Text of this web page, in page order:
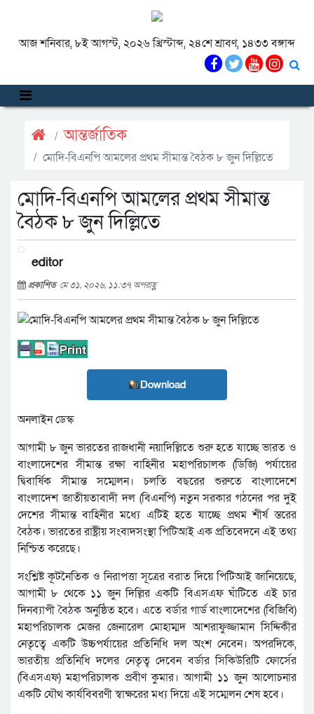
আজ শনিবার, ৮ই আগস্ট, ২০২৬ খ্রিস্টাব্দ, ২৪শে শ্রাবণ, ১৪৩৩ বঙ্গাব্দ
আন্তর্জাতিক
মোদি-বিএনপি আমলের প্রথম সীমান্ত বৈঠক ৮ জুন দিল্লিতে
মোদি-বিএনপি আমলের প্রথম সীমান্ত
বৈঠক ৮ জুন দিল্লিতে
editor
প্রকাশিত মে ৩১, ২০২৬, ১১:৩৭ অপরাহ্ণ
Download
অনলাইন ডেস্ক
আগামী ৮ জুন ভারতের রাজধানী নয়াদিল্লিতে শুরু হতে যাচ্ছে ভারত ও
বাংলাদেশের সীমান্ত রক্ষা বাহিনীর মহাপরিচালক (ডিজি) পর্যায়ের
দ্বিবার্ষিক সীমান্ত সম্মেলন। চলতি বছরের শুরুতে বাংলাদেশে
বাংলাদেশ জাতীয়তাবাদী দল (বিএনপি) নতুন সরকার গঠনের পর দুই
দেশের সীমান্ত বাহিনীর মধ্যে এটিই হতে যাচ্ছে প্রথম শীর্ষ স্তরের
বৈঠক। ভারতের রাষ্ট্রীয় সংবাদসংস্থা পিটিআই এক প্রতিবেদনে এই তথ্য
নিশ্চিত করেছে।
সংশ্লিষ্ট কূটনৈতিক ও নিরাপত্তা সূত্রের বরাত দিয়ে পিটিআই জানিয়েছে,
আগামী ৮ থেকে ১১ জুন দিল্লির একটি বিএসএফ ঘাঁটিতে এই চার
দিনব্যাপী বৈঠক অনুষ্ঠিত হবে। এতে বর্ডার গার্ড বাংলাদেশের (বিজিবি)
মহাপরিচালক মেজর জেনারেল মোহাম্মদ আশরাফুজ্জামান সিদ্দিকীর
নেতৃত্বে একটি উচ্চপর্যায়ের প্রতিনিধি দল অংশ নেবেন। অপরদিকে,
ভারতীয় প্রতিনিধি দলের নেতৃত্ব দেবেন বর্ডার সিকিউরিটি ফোর্সের
(বিএসএফ) মহাপরিচালক প্রবীণ কুমার। আগামী ১১ জুন আলোচনার
একটি যৌথ কার্যবিবরণী স্বাক্ষরের মধ্য দিয়ে এই সম্মেলন শেষ হবে।